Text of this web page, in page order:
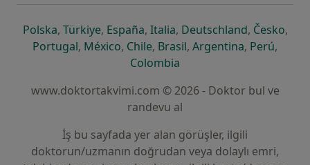
Polskayeni bir sekmede açılır
, Türkiyeyeni bir sekmede açılır
, Españayeni bir sekmede açılır
, Italiayeni bir sekmede açılır
, Deutschlandyeni bir
, Českoyeni
,
Portugalyeni bir sekmede açılır
, Méxicoyeni bir sekmede açılır
, Chileyeni bir sekmede açılır
, Brasilyeni bir sekmede açılır
, Argentinayeni bir
, Perúyeni
,
Colombia
www.doktortakvimi.com © 2026 - Doktor bul ve
randevu al
İş bu sayfada yer alan görüşler, ilgili
doktorun/uzmanın doğrudan veya dolaylı emri,